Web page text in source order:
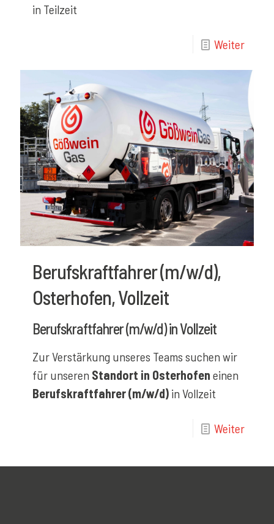
in Teilzeit
Weiter
Berufskraftfahrer (m/w/d),
Osterhofen, Vollzeit
Berufskraftfahrer (m/w/d) in Vollzeit
Zur Verstärkung unseres Teams suchen wir
für unseren Standort in Osterhofen einen
Berufskraftfahrer (m/w/d) in Vollzeit
Weiter